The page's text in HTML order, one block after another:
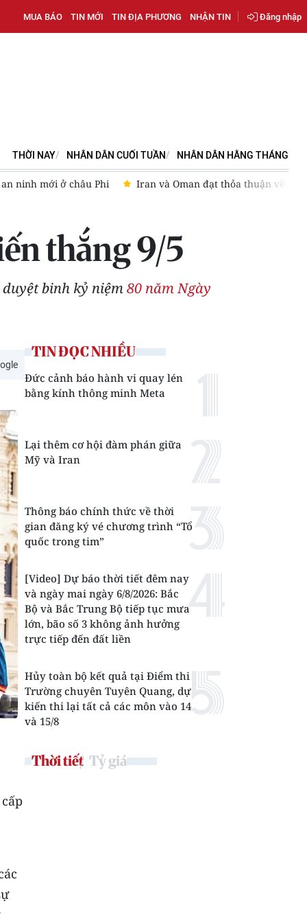
MUA BÁO TIN MỚI TIN ĐỊA PHƯƠNG NHẬN TIN Đăng nhập
THỜI NAY NHÂN DÂN CUỐI TUẦN NHÂN DÂN HẰNG THÁNG
đạt thỏa thuận về tuyến vận tải thương mại qua eo biển
thắng 9/5
binh kỷ niệm80 năm Ngày
TIN ĐỌC NHIỀU
Đức cảnh báo hành vi quay lén
bằng kính thông minh Meta
Lại thêm cơ hội đàm phán giữa
Mỹ và Iran
Thông báo chính thức về thời
gian đăng ký vé chương trình “Tổ
quốc trong tim”
[Video] Dự báo thời tiết đêm nay
và ngày mai ngày 6/8/2026: Bắc
Bộ và Bắc Trung Bộ tiếp tục mưa
lớn, bão số 3 không ảnh hưởng
trực tiếp đến đất liền
Hủy toàn bộ kết quả tại Điểm thi
Trường chuyên Tuyên Quang, dự
kiến thi lại tất cả các môn vào 14
và 15/8
Thời tiết Tỷ giá